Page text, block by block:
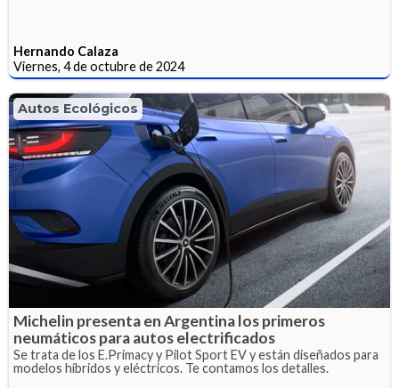
Hernando Calaza
Viernes, 4 de octubre de 2024
Autos Ecológicos
Michelin presenta en Argentina los primeros
neumáticos para autos electrificados
Se trata de los E.Primacy y Pilot Sport EV y están diseñados para
modelos híbridos y eléctricos. Te contamos los detalles.